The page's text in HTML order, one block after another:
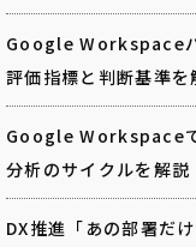
Google Workspace
評価指標と判断基準を
Google Workspaceで
分析のサイクルを解説
DX推進「あの部署だ